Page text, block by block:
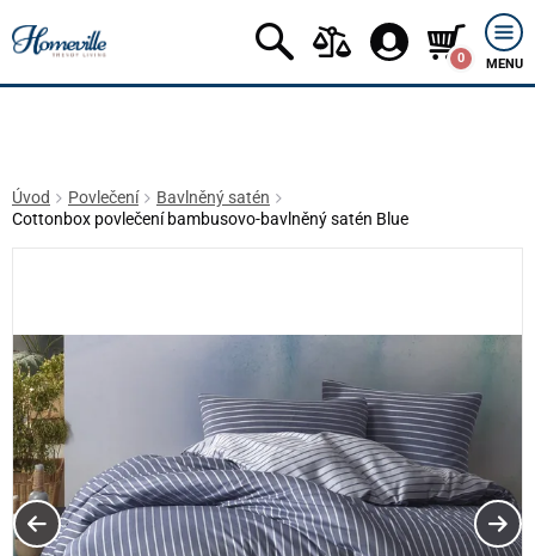
0 MENU
Úvod Povlečení
Bavlněný satén
Cottonbox povlečení bambusovo-bavlněný satén Blue